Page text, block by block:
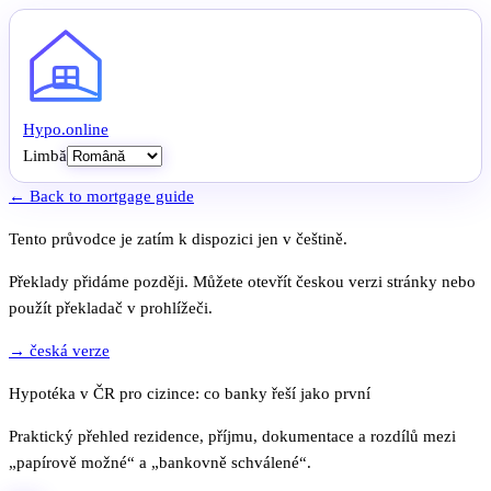
Hypo.online
Limbă
← Back to mortgage guide
Tento průvodce je zatím k dispozici jen v češtině.
Překlady přidáme později. Můžete otevřít českou verzi stránky nebo
použít překladač v prohlížeči.
→ česká verze
Hypotéka v ČR pro cizince: co banky řeší jako první
Praktický přehled rezidence, příjmu, dokumentace a rozdílů mezi
„papírově možné“ a „bankovně schválené“.